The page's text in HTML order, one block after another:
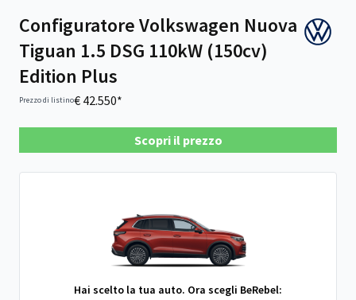
Configuratore Volkswagen Nuova
Tiguan 1.5 DSG 110kW (150cv)
Edition Plus
Prezzo di listino€ 42.550*
Scopri il prezzo
Hai scelto la tua auto. Ora scegli BeRebel: